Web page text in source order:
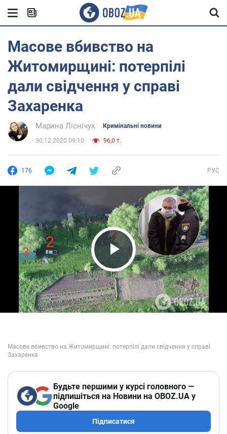
Масове вбивство на
Житомирщині: потерпілі
дали свідчення у справі
Захаренка
Марина Ліснічук Кримінальні новини
30.12.2020 09:10 96,0 т.
176 РУС
Play Video
Будьте першими у курсі головного —
підпишіться на Новини на OBOZ.UA у
Google
Підписатися